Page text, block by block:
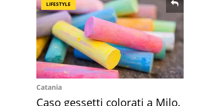
LIFESTYLE
Catania
Caso gessetti colorati a Milo,